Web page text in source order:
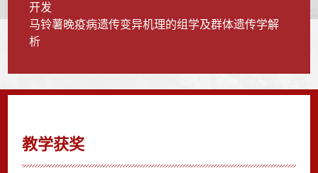
开发
马铃薯晚疫病遗传变异机理的组学及群体遗传学解
析
教学获奖